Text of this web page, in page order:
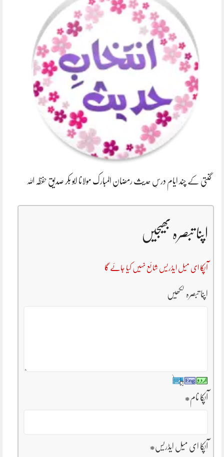
گنتی کے چند ایام درسِ حدیث رمضان المبارک مولانا ابو بکر صدیق حفظہ اللہ
اپنا تبصرہ بھیجیں
آپکا ای میل ایڈریس شائع نہیں کیا جائے گا
اپنا تبصرہ لکھیں
آپکا نام*
آپکا ای میل ایڈریس*